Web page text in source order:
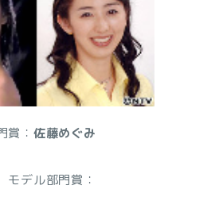
賞： 佐藤めぐみ
モデル部門賞：